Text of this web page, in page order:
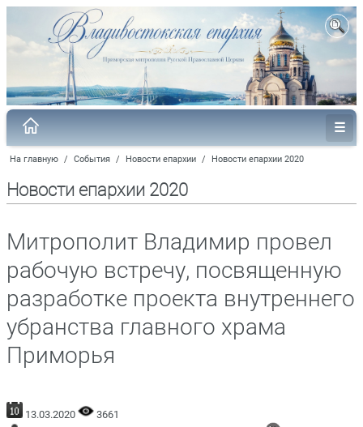
На главную / События / Новости епархии / Новости епархии 2020
Новости епархии 2020
Митрополит Владимир провел
рабочую встречу, посвященную
разработке проекта внутреннего
убранства главного храма
Приморья
13.03.2020
3661